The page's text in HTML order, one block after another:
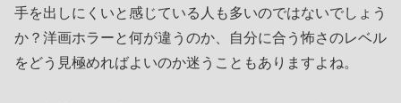
手を出しにくいと感じている人も多いのではないでしょう
か？洋画ホラーと何が違うのか、自分に合う怖さのレベル
をどう見極めればよいのか迷うこともありますよね。